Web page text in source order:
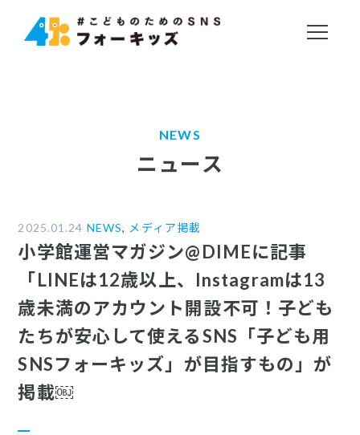
NEWS
ニュース
2025.01.24 NEWS, メディア掲載
小学館運営マガジン@DIMEに記事
「LINEは12歳以上、Instagramは13
歳未満のアカウント開設不可！子ども
たちが安心して使えるSNS「子ども用
SNSフォーキッズ」が目指すもの」が
掲載￼